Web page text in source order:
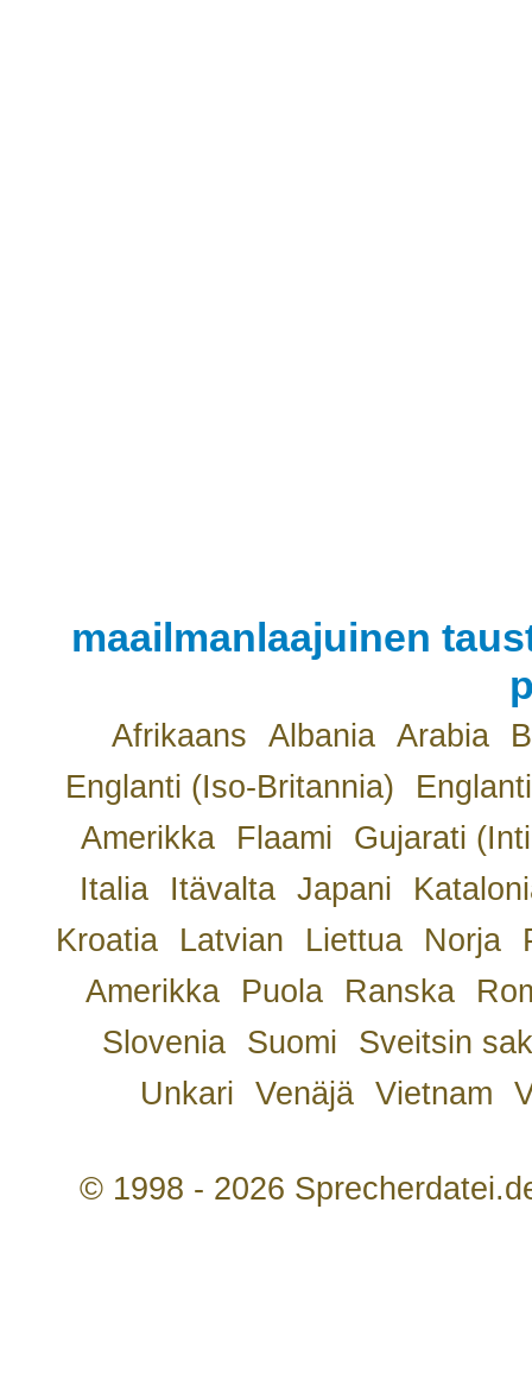
maailmanlaajuinen
Afrikaans Albania Arabia
Englanti (Iso-Britannia)
Amerikka
Flaami
Gujarati
Italia
Itävalta Japani
Kroatia
Latvian Liettua Norja
Amerikka
Puola Ranska
Slovenia
Suomi
Sveitsin
Unkari
Venäjä Vietnam
© 1998 - 2026